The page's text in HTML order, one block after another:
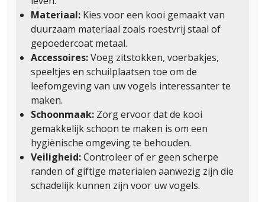
Materiaal: Kies voor een kooi gemaakt van
duurzaam materiaal zoals roestvrij staal of
gepoedercoat metaal.
Accessoires:Voeg zitstokken, voerbakjes,
speeltjes en schuilplaatsen toe om de
leefomgeving van uw vogels interessanter te
maken.
Schoonmaak: Zorg ervoor dat de kooi
gemakkelijk schoon te maken is om een
hygiënische omgeving te behouden.
Veiligheid:Controleer of er geen scherpe
randen of giftige materialen aanwezig zijn die
schadelijk kunnen zijn voor uw vogels.